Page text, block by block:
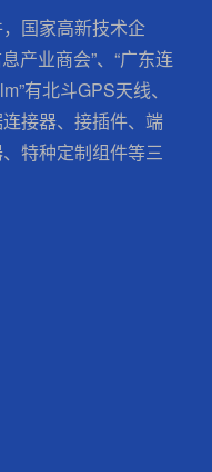
国家高新技术企
产业商会”、“广东连
有北斗GPS天线、
接器、接插件、端
特种定制组件等三